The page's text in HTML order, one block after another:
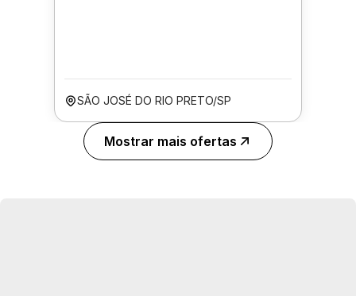
SÃO JOSÉ DO RIO PRETO/SP
Mostrar mais ofertas